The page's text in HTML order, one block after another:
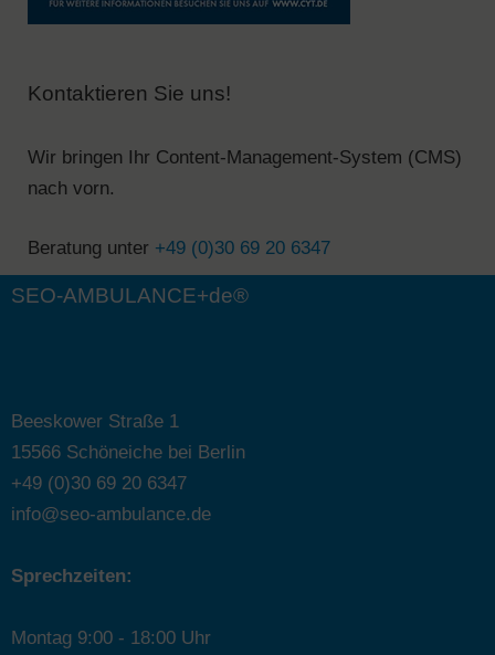
Kontaktieren Sie uns!
Wir bringen Ihr Content-Management-System (CMS)
nach vorn.
Beratung unter +49 (0)30 69 20 6347
SEO-AMBULANCE+de®
Beeskower Straße 1
15566 Schöneiche bei Berlin
+49 (0)30 69 20 6347
info@seo-ambulance.de
Sprechzeiten:
Montag 9:00 - 18:00 Uhr